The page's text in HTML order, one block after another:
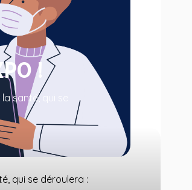
!
santé, qui se
qui se déroulera :